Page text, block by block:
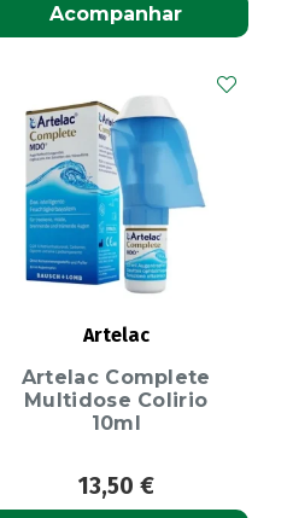
Acompanhar
Artelac
Artelac Complete
Multidose Colirio
10ml
13,50 €